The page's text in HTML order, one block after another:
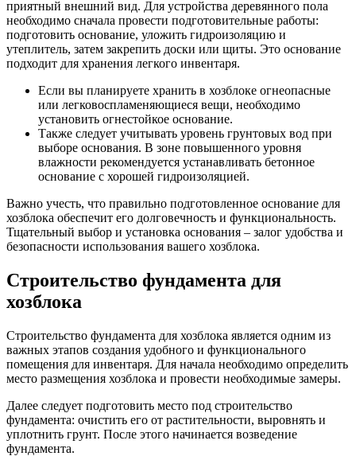
приятный внешний вид. Для устройства деревянного пола
необходимо сначала провести подготовительные работы:
подготовить основание, уложить гидроизоляцию и
утеплитель, затем закрепить доски или щиты. Это основание
подходит для хранения легкого инвентаря.
Если вы планируете хранить в хозблоке огнеопасные
или легковоспламеняющиеся вещи, необходимо
установить огнестойкое основание.
Также следует учитывать уровень грунтовых вод при
выборе основания. В зоне повышенного уровня
влажности рекомендуется устанавливать бетонное
основание с хорошей гидроизоляцией.
Важно учесть, что правильно подготовленное основание для
хозблока обеспечит его долговечность и функциональность.
Тщательный выбор и установка основания – залог удобства и
безопасности использования вашего хозблока.
Строительство фундамента для
хозблока
Строительство фундамента для хозблока является одним из
важных этапов создания удобного и функционального
помещения для инвентаря. Для начала необходимо определить
место размещения хозблока и провести необходимые замеры.
Далее следует подготовить место под строительство
фундамента: очистить его от растительности, выровнять и
уплотнить грунт. После этого начинается возведение
фундамента.